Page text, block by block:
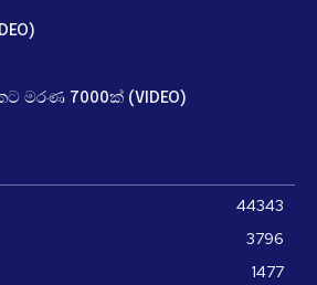
මරණ 7000ක් (VIDEO)
44343
3796
1477